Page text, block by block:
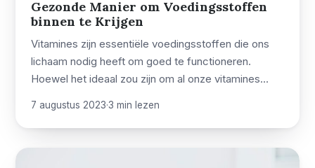
Gezonde Manier om Voedingsstoffen
binnen te Krijgen
Vitamines zijn essentiële voedingsstoffen die ons
lichaam nodig heeft om goed te functioneren.
Hoewel het ideaal zou zijn om al onze vitamines…
7 augustus 2023·3 min lezen